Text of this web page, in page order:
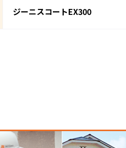
ジーニスコートEX300